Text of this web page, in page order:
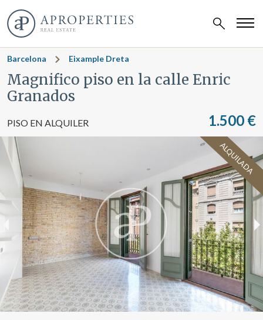
Barcelona Eixample Dreta
Magnifico piso en la calle Enric
Granados
PISO EN ALQUILER 1.500 €
ALQUILADA